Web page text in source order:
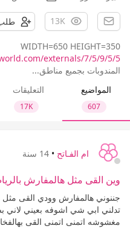
13K
WIDTH=650 HEIGHT=350
externals/7/5/9/5/5/…
المندوبات بجميع مناطق...
المواضيع
607
التعليقات
17K
ام الفـاتح • 14 سنة
وين القى مثل هالمفارش
جننوني هالمفارش وودي القى مثل
تدلني ابي شي اشوفه بعيني
مغشوشه اتمنى اتمنى القى